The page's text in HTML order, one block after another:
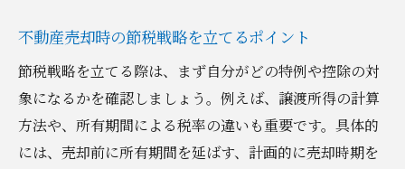
不動産売却時の節税戦略を立てるポイント
節税戦略を立てる際は、まず自分がどの特例や控除の対
象になるかを確認しましょう。例えば、譲渡所得の計算
方法や、所有期間による税率の違いも重要です。具体的
には、売却前に所有期間を延ばす、計画的に売却時期を